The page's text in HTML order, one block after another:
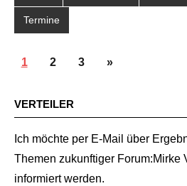
Termine
BEITRÄGE
1 2 3
Nächste
»
VERTEILER
Ich möchte per E-Mail über
Themen zukunftiger Forum:Mirke
informiert werden.